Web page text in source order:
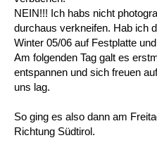
NEIN!!! Ich habs nicht
durchaus verkneifen. Hab ich
Winter 05/06 auf Festplatte
Am folgenden Tag galt es
entspannen und sich freuen
uns lag.
So ging es also dann am
Richtung Südtirol.